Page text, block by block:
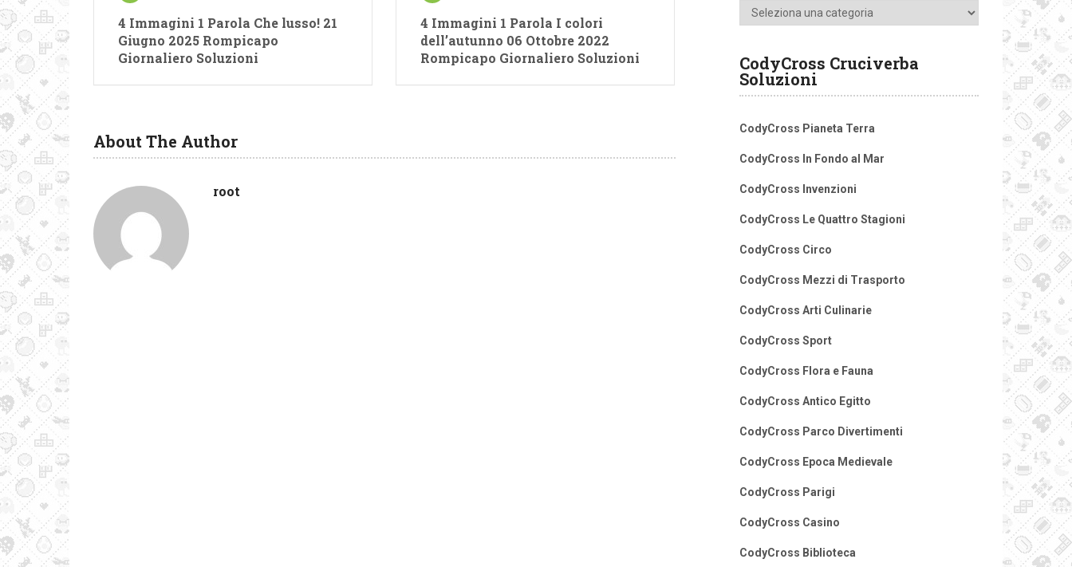
4 Immagini 1 Parola Che lusso! 21
Giugno 2025 Rompicapo
Giornaliero Soluzioni
4 Immagini 1 Parola I colori
dell’autunno 06 Ottobre 2022
Rompicapo Giornaliero Soluzioni
About The Author
root
Categorie
CodyCross Cruciverba
Soluzioni
CodyCross Pianeta Terra
CodyCross In Fondo al Mar
CodyCross Invenzioni
CodyCross Le Quattro Stagioni
CodyCross Circo
CodyCross Mezzi di Trasporto
CodyCross Arti Culinarie
CodyCross Sport
CodyCross Flora e Fauna
CodyCross Antico Egitto
CodyCross Parco Divertimenti
CodyCross Epoca Medievale
CodyCross Parigi
CodyCross Casino
CodyCross Biblioteca